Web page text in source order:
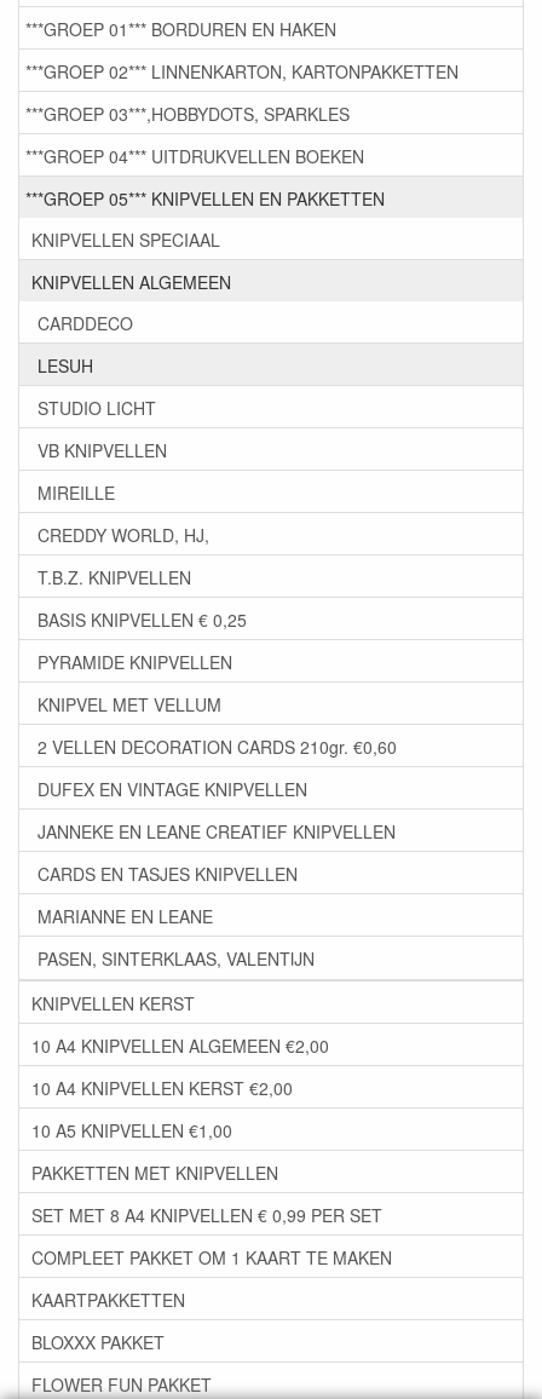
***GROEP 01*** BORDUREN EN HAKEN
***GROEP 02*** LINNENKARTON, KARTONPAKKETTEN
***GROEP 03***,HOBBYDOTS, SPARKLES
***GROEP 04*** UITDRUKVELLEN BOEKEN
***GROEP 05*** KNIPVELLEN EN PAKKETTEN
KNIPVELLEN SPECIAAL
KNIPVELLEN ALGEMEEN
CARDDECO
LESUH
STUDIO LICHT
VB KNIPVELLEN
MIREILLE
CREDDY WORLD, HJ,
T.B.Z. KNIPVELLEN
BASIS KNIPVELLEN € 0,25
PYRAMIDE KNIPVELLEN
KNIPVEL MET VELLUM
2 VELLEN DECORATION CARDS 210gr. €0,60
DUFEX EN VINTAGE KNIPVELLEN
JANNEKE EN LEANE CREATIEF KNIPVELLEN
CARDS EN TASJES KNIPVELLEN
MARIANNE EN LEANE
PASEN, SINTERKLAAS, VALENTIJN
KNIPVELLEN KERST
10 A4 KNIPVELLEN ALGEMEEN €2,00
10 A4 KNIPVELLEN KERST €2,00
10 A5 KNIPVELLEN €1,00
PAKKETTEN MET KNIPVELLEN
SET MET 8 A4 KNIPVELLEN € 0,99 PER SET
COMPLEET PAKKET OM 1 KAART TE MAKEN
KAARTPAKKETTEN
BLOXXX PAKKET
FLOWER FUN PAKKET